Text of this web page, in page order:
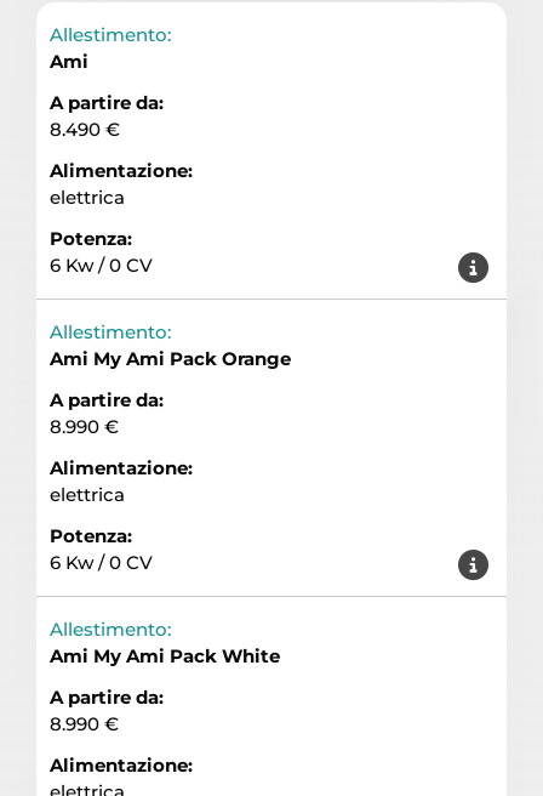
Allestimento:
Ami
A partire da:
8.490 €
Alimentazione:
elettrica
Potenza:
6 Kw / 0 CV
Allestimento:
Ami My Ami Pack Orange
A partire da:
8.990 €
Alimentazione:
elettrica
Potenza:
6 Kw / 0 CV
Allestimento:
Ami My Ami Pack White
A partire da:
8.990 €
Alimentazione:
elettrica